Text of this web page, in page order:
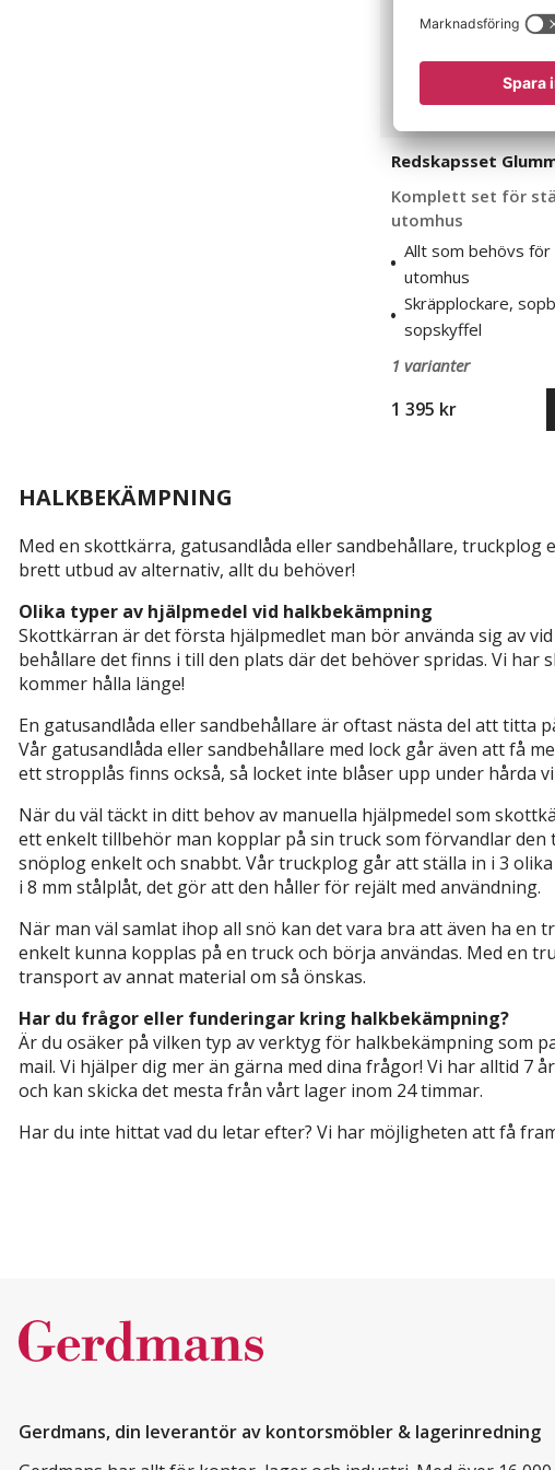
Redskapsset
Komplett set för
utomhus
Allt som behövs för
utomhus
Skräpplockare,
sopskyffel
1 varianter
1 395 kr
HALKBEKÄMPNING
Med en skottkärra, gatusandlåda eller sandbehållare,
brett utbud av alternativ, allt du behöver!
Olika typer av hjälpmedel vid halkbekämpning
Skottkärran är det första hjälpmedlet man bör använda sig av
behållare det finns i till den plats där det behöver spridas. Vi
kommer hålla länge!
En gatusandlåda eller sandbehållare är oftast nästa del att titta
Vår gatusandlåda eller sandbehållare med lock går även att få
ett stropplås finns också, så locket inte blåser upp under hårda
När du väl täckt in ditt behov av manuella hjälpmedel som
ett enkelt tillbehör man kopplar på sin truck som förvandlar
snöplog enkelt och snabbt. Vår truckplog går att ställa in i 3
i 8 mm stålplåt, det gör att den håller för rejält med användning.
När man väl samlat ihop all snö kan det vara bra att även ha
enkelt kunna kopplas på en truck och börja användas. Med en
transport av annat material om så önskas.
Har du frågor eller funderingar kring halkbekämpning?
Är du osäker på vilken typ av verktyg för halkbekämpning som
mail. Vi hjälper dig mer än gärna med dina frågor! Vi har alltid
och kan skicka det mesta från vårt lager inom 24 timmar.
Har du inte hittat vad du letar efter? Vi har möjligheten att få
Gerdmans, din leverantör av kontorsmöbler & lagerinredning